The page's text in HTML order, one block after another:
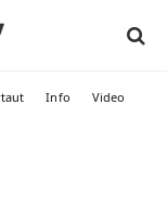
Info Video